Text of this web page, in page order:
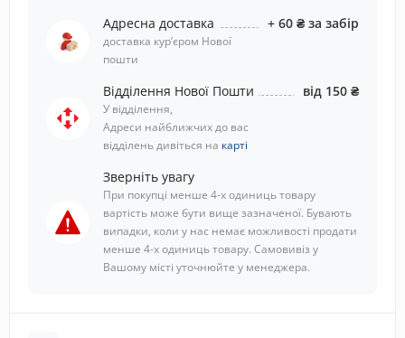
Адресна доставка
доставка курʼєром Нової
пошти
+ 60 ₴ за забір
Відділення Нової Пошти
У відділення,
Адреси найближчих до вас
відділень дивіться на карті
від 150 ₴
Зверніть увагу
При покупці менше 4-х одиниць товару
вартість може бути вище зазначеної. Бувають
випадки, коли у нас немає можливості продати
менше 4-х одиниць товару. Самовивіз у
Вашому місті уточнюйте у менеджера.